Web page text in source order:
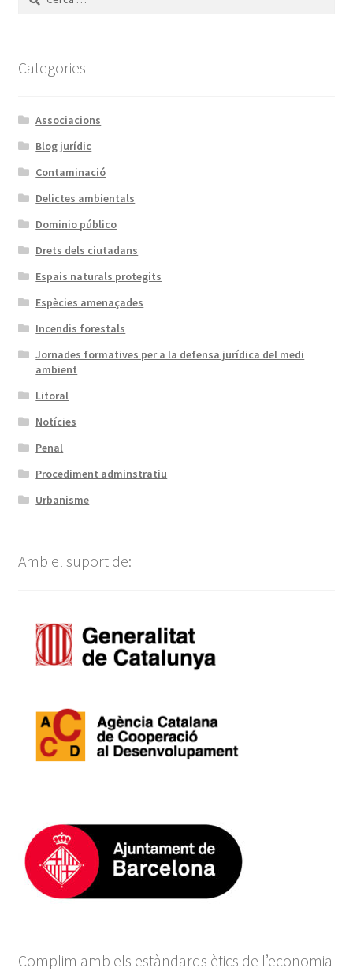
Categories
Associacions
Blog jurídic
Contaminació
Delictes ambientals
Dominio público
Drets dels ciutadans
Espais naturals protegits
Espècies amenaçades
Incendis forestals
Jornades formatives per a la defensa jurídica del medi
ambient
Litoral
Notícies
Penal
Procediment adminstratiu
Urbanisme
Amb el suport de:
Complim amb els estàndards ètics de l’economia